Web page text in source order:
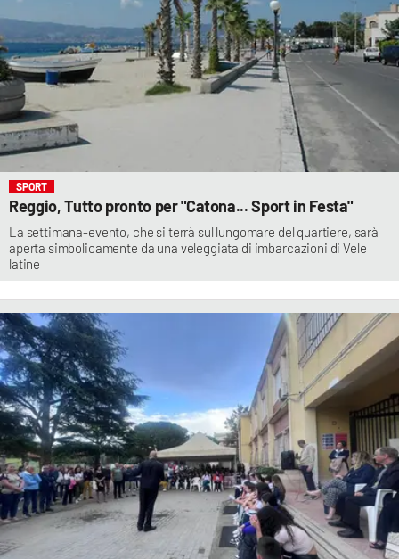
SPORT
Reggio, Tutto pronto per "Catona... Sport in Festa"
La settimana-evento, che si terrà sul lungomare del quartiere, sarà
aperta simbolicamente da una veleggiata di imbarcazioni di Vele
latine